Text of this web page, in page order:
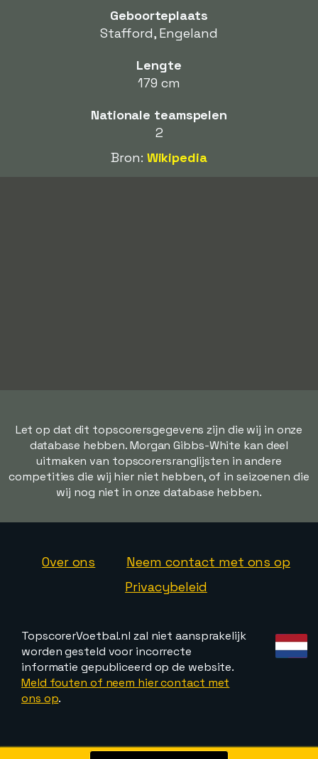
Geboorteplaats
Stafford, Engeland
Lengte
179 cm
Nationale teamspelen
2
Bron: Wikipedia
Let op dat dit topscorersgegevens zijn die wij in onze
database hebben. Morgan Gibbs-White kan deel
uitmaken van topscorersranglijsten in andere
competities die wij hier niet hebben, of in seizoenen die
wij nog niet in onze database hebben.
Over ons
Neem contact met ons op
Privacybeleid
TopscorerVoetbal.nl zal niet aansprakelijk
worden gesteld voor incorrecte
informatie gepubliceerd op de website.
Meld fouten of neem hier contact met
ons op.